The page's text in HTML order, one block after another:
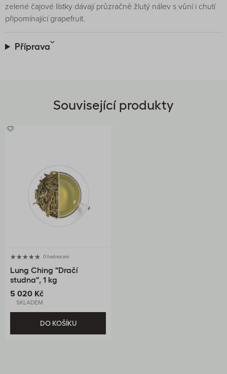
zelené čajové lístky dávají průzračně žlutý nálev s vůní i chutí
připomínající grapefruit.
Příprava
Související produkty
0 hodnocení
Lung Ching "Dračí
studna", 1 kg
5 020 Kč
SKLADEM
DO KOŠÍKU